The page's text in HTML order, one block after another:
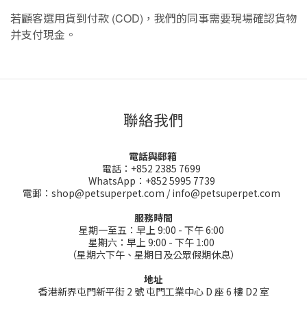
若顧客選用貨到付款 (COD) ，我們的同事需要現場確認貨物
并支付現金。
聯絡我們
電話與郵箱
電話：+852 2385 7699
WhatsApp：+852 5995 7739
電郵：shop@petsuperpet.com / info@petsuperpet.com
服務時間
星期一至五：早上 9:00 - 下午 6:00
星期六：早上 9:00 - 下午 1:00
（星期六下午、星期日及公眾假期休息）
地址
香港新界屯門新平街 2 號 屯門工業中心 D 座 6 樓 D2 室